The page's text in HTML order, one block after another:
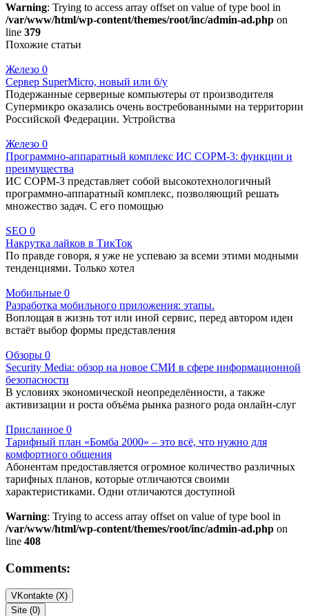
Warning: Trying to access array offset on value of type bool in
/var/www/html/wp-content/themes/root/inc/admin-ad.php on
line 379
Похожие статьи
Железо 0
Сервер SuperMicro, новый или б/у
Подержанные серверные компьютеры от производителя
Супермикро оказались очень востребованными на территории
Российской Федерации. Устройства
Железо 0
Программно-аппаратный комплекс ИС СОРМ-3: функции и
преимущества
ИС СОРМ-3 представляет собой высокотехнологичный
программно-аппаратный комплекс, позволяющий решать
множество задач. С его помощью
SEO 0
Накрутка лайков в ТикТок
По правде говоря, я уже не успеваю за всеми этими модными
тенденциями. Только хотел
Мобильные 0
Разработка мобильного приложения: этапы.
Воплощая в жизнь тот или иной сервис, перед автором идеи
встаёт выбор формы представления
Обзоры 0
Security Media: обзор на новое СМИ в сфере информационной
безопасности
В условиях экономической неопределённости, а также
активизации и роста объёма рынка разного рода онлайн-слуг
Присланное 0
Тарифный план «Бомба 2000» – это всё, что нужно для
комфортного общения
Абонентам предоставляется огромное количество различных
тарифных планов, которые отличаются своими
характеристиками. Одни отличаются доступной
Warning: Trying to access array offset on value of type bool in
/var/www/html/wp-content/themes/root/inc/admin-ad.php on
line 408
Comments:
VKontakte (X)
Site (0)